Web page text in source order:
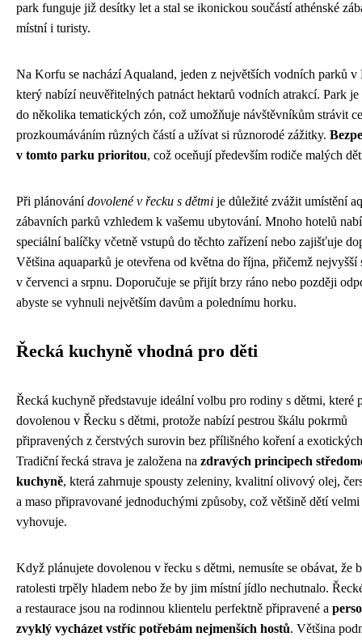
park funguje již desítky let a stal se ikonickou součástí athénské
místní i turisty.
Na Korfu se nachází Aqualand, jeden z největších vodních parků v
který nabízí neuvěřitelných patnáct hektarů vodních atrakcí. Park je
do několika tematických zón, což umožňuje návštěvníkům strávit
prozkoumáváním různých částí a užívat si různorodé zážitky.
v tomto parku prioritou, což oceňují především rodiče malých
Při plánovánídovolené v řecku s dětmi je důležité zvážit umístění
zábavních parků vzhledem k vašemu ubytování. Mnoho hotelů
speciální balíčky včetně vstupů do těchto zařízení nebo zajišťuje
Většina aquaparků je otevřena od května do října, přičemž nejvyšší
v červenci a srpnu. Doporučuje se přijít brzy ráno nebo později
abyste se vyhnuli největším davům a polednímu horku.
Řecká kuchyně vhodná pro děti
Řecká kuchyně představuje ideální volbu pro rodiny s dětmi, které
dovolenou v Řecku s dětmi, protože nabízí pestrou škálu pokrmů
připravených z čerstvých surovin bez přílišného koření a
Tradiční řecká strava je založena na zdravých principech
kuchyně, která zahrnuje spousty zeleniny, kvalitní olivový olej,
a maso připravované jednoduchými způsoby, což většině dětí velmi
vyhovuje.
Když plánujete dovolenou v řecku s dětmi, nemusíte se obávat, že
ratolesti trpěly hladem nebo že by jim místní jídlo nechutnalo.
a restaurace jsou na rodinnou klientelu perfektně připravené a
zvyklý vycházet vstříc potřebám nejmenších hostů. Většina